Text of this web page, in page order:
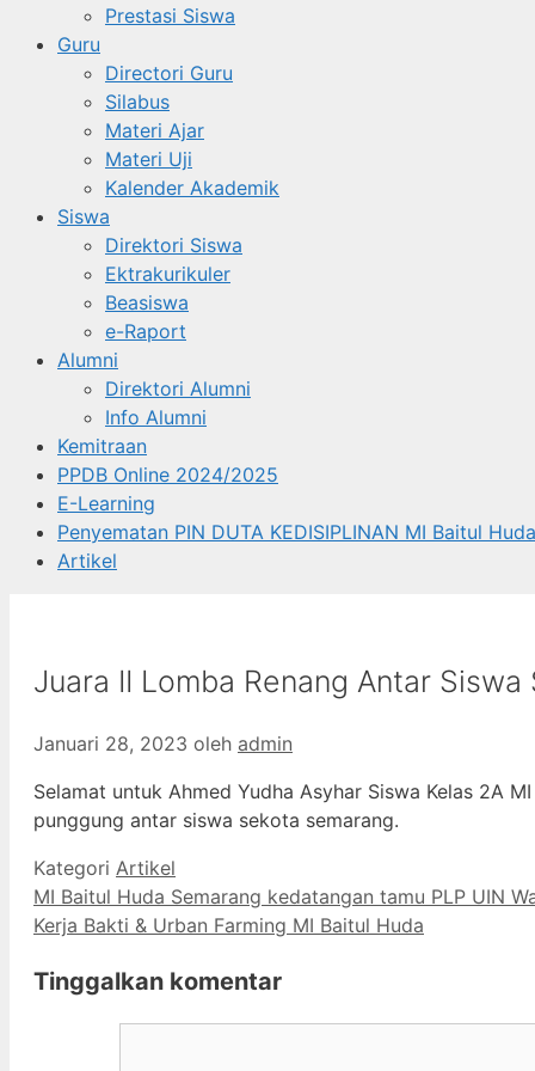
Prestasi Siswa
Guru
Directori Guru
Silabus
Materi Ajar
Materi Uji
Kalender Akademik
Siswa
Direktori Siswa
Ektrakurikuler
Beasiswa
e-Raport
Alumni
Direktori Alumni
Info Alumni
Kemitraan
PPDB Online 2024/2025
E-Learning
Penyematan PIN DUTA KEDISIPLINAN MI Baitul
Artikel
Juara II Lomba Renang Antar
Januari 28, 2023 oleh admin
Selamat untuk Ahmed Yudha Asyhar Siswa Kelas 2A
punggung antar siswa sekota semarang.
Kategori Artikel
MI Baitul Huda Semarang kedatangan tamu PLP UIN
Kerja Bakti & Urban Farming MI Baitul Huda
Tinggalkan komentar